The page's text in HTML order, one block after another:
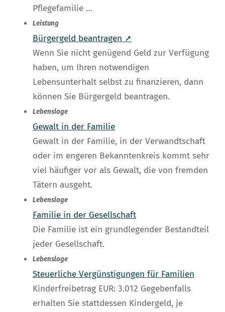
Pflegefamilie …
Leistung
Bürgergeld beantragen ➚
Wenn Sie nicht genügend Geld zur Verfügung
haben, um Ihren notwendigen
Lebensunterhalt selbst zu finanzieren, dann
können Sie Bürgergeld beantragen.
Lebenslage
Gewalt in der Familie
Gewalt in der Familie, in der Verwandtschaft
oder im engeren Bekanntenkreis kommt sehr
viel häufiger vor als Gewalt, die von fremden
Tätern ausgeht.
Lebenslage
Familie in der Gesellschaft
Die Familie ist ein grundlegender Bestandteil
jeder Gesellschaft.
Lebenslage
Steuerliche Vergünstigungen für Familien
Kinderfreibetrag EUR: 3.012 Gegebenfalls
erhalten Sie stattdessen Kindergeld, je